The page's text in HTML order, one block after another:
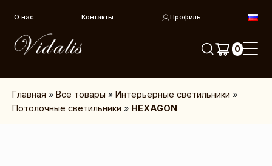
О нас Контакты Профиль
0
Главная »Все товары »Интерьерные светильники »
Потолочные светильники » HEXAGON